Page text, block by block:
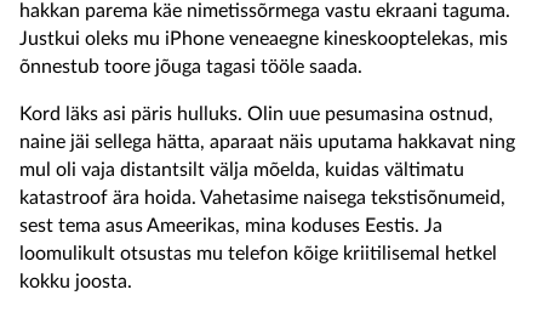
hakkan parema käe nimetissõrmega vastu ekraani taguma.
Justkui oleks mu iPhone veneaegne kineskooptelekas, mis
õnnestub toore jõuga tagasi tööle saada.
Kord läks asi päris hulluks. Olin uue pesumasina ostnud,
naine jäi sellega hätta, aparaat näis uputama hakkavat ning
mul oli vaja distantsilt välja mõelda, kuidas vältimatu
katastroof ära hoida. Vahetasime naisega tekstisõnumeid,
sest tema asus Ameerikas, mina koduses Eestis. Ja
loomulikult otsustas mu telefon kõige kriitilisemal hetkel
kokku joosta.